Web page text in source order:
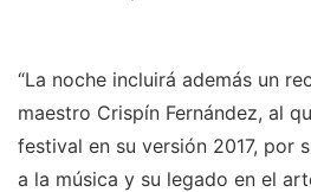
“La noche incluirá además un
maestro Crispín Fernández, al
festival en su versión 2017, por
a la música y su legado en el